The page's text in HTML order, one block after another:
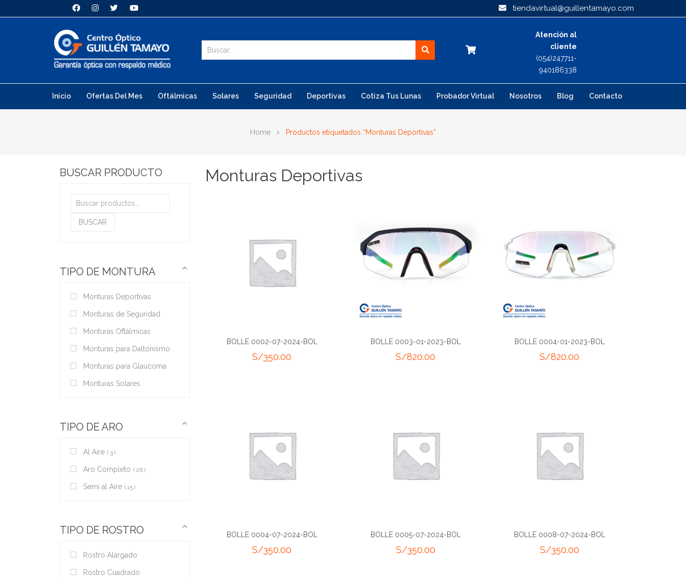
tiendavirtual@guillentamayo.com
Atención al
cliente
(054)247711-
940186338
Inicio Ofertas Del Mes Oftálmicas Solares Seguridad Deportivas Cotiza Tus Lunas Probador Virtual Nosotros Blog Contacto
Home Productos etiquetados “Monturas Deportivas”
BUSCAR PRODUCTO
Buscar
BUSCAR
TIPO DE MONTURA
Monturas Deportivas
Monturas de Seguridad
Monturas Oftálmicas
Monturas para Daltonismo
Monturas para Glaucoma
Monturas Solares
TIPO DE ARO
Al Aire 3
Aro Completo 26
Semi al Aire 15
TIPO DE ROSTRO
Rostro Alargado
Rostro Cuadrado
Monturas Deportivas
BOLLE 0002-07-2024-BOL
S/350.00
BOLLE 0003-01-2023-BOL
S/820.00
BOLLE 0004-01-2023-BOL
S/820.00
BOLLE 0004-07-2024-BOL
S/350.00
BOLLE 0005-07-2024-BOL
S/350.00
BOLLE 0008-07-2024-BOL
S/350.00